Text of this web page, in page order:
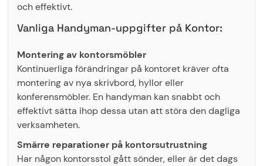
och effektivt.
Vanliga Handyman-uppgifter på Kontor:
Montering av kontorsmöbler
Kontinuerliga förändringar på kontoret kräver ofta
montering av nya skrivbord, hyllor eller
konferensmöbler. En handyman kan snabbt och
effektivt sätta ihop dessa utan att störa den dagliga
verksamheten.
Smärre reparationer på kontorsutrustning
Har någon kontorsstol gått sönder, eller är det dags